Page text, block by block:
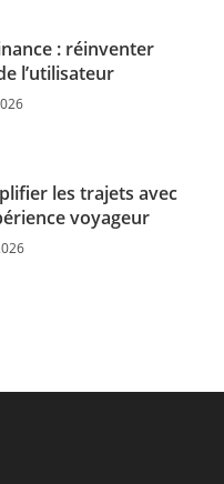
: réinventer
l’utilisateur
les trajets avec
voyageur